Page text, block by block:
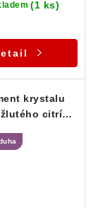
(1 ks)
krystalu
citrínu
duhou